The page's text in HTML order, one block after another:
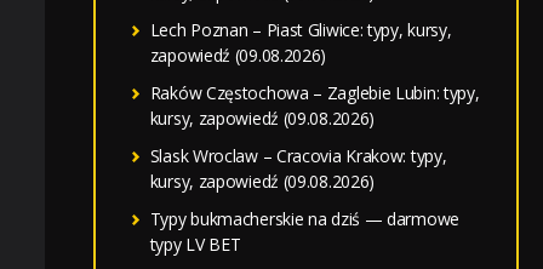
Lech Poznan – Piast Gliwice: typy, kursy,
zapowiedź (09.08.2026)
Raków Częstochowa – Zaglebie Lubin: typy,
kursy, zapowiedź (09.08.2026)
Slask Wroclaw – Cracovia Krakow: typy,
kursy, zapowiedź (09.08.2026)
Typy bukmacherskie na dziś — darmowe
typy LV BET